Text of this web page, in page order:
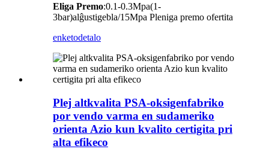
Eliga Premo:0.1-0.3Mpa(1-
3bar)alĝustigebla/15Mpa Pleniga premo ofertita
enketodetalo
Plej altkvalita PSA-oksigenfabriko
por vendo varma en sudameriko
orienta Azio kun kvalito certigita pri
alta efikeco